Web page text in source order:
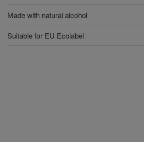
Made with natural alcohol
Suitable for EU Ecolabel